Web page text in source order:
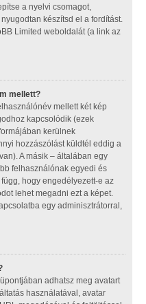
a nyelvi csomagot,
készítsd el a fordítást.
Limited weboldalát (a link az
mellett?
mellett két kép
kapcsolódik (ezek
kerülnek
hozzászólást küldtél eddig a
A másik – általában egy
felhasználónak egyedi és
hogy engedélyezett-e az
lehet megadni ezt a képet.
egy adminisztrátorral,
adhatsz meg avatart
használatával, avatar